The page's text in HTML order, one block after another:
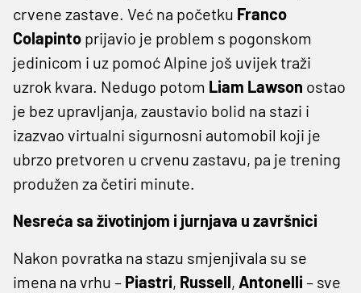
crvene zastave. Već na početku Franco
Colapinto prijavio je problem s pogonskom
jedinicom i uz pomoć Alpine još uvijek traži
uzrok kvara. Nedugo potom Liam Lawson ostao
je bez upravljanja, zaustavio bolid na stazi i
izazvao virtualni sigurnosni automobil koji je
ubrzo pretvoren u crvenu zastavu, pa je trening
produžen za četiri minute.
Nesreća sa životinjom i jurnjava u završnici
Nakon povratka na stazu smjenjivala su se
imena na vrhu – Piastri, Russell, Antonelli – sve